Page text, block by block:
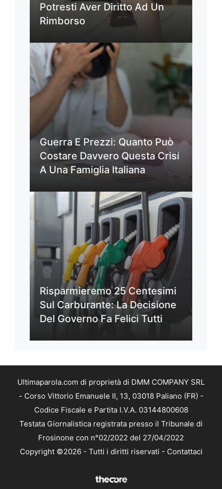
Potresti Aver Diritto Ad Un
Rimborso
Guerra E Prezzi: Quanto Può
Costare Davvero Questa Crisi
A Una Famiglia Italiana
Risparmieremo 25 Centesimi
Sul Carburante: La Decisione
Del Governo Fa Felici Tutti
Ultimaparola.com di proprietà di DMM COMPANY SRL
- Corso Vittorio Emanuele II, 13, 03018 Paliano (FR) -
Codice Fiscale e Partita I.V.A. 03144800608
Testata Giornalistica registrata presso il Tribunale di
Frosinone con n°02/2022 del 27/04/2022
Copyright ©2026 - Tutti i diritti riservati - Contattaci